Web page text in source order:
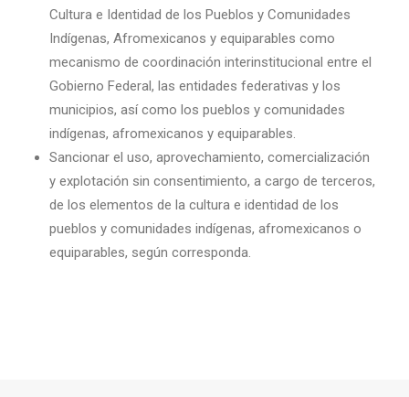
Cultura e Identidad de los Pueblos y Comunidades
Indígenas, Afromexicanos y equiparables como
mecanismo de coordinación interinstitucional entre el
Gobierno Federal, las entidades federativas y los
municipios, así como los pueblos y comunidades
indígenas, afromexicanos y equiparables.
Sancionar el uso, aprovechamiento, comercialización
y explotación sin consentimiento, a cargo de terceros,
de los elementos de la cultura e identidad de los
pueblos y comunidades indígenas, afromexicanos o
equiparables, según corresponda.